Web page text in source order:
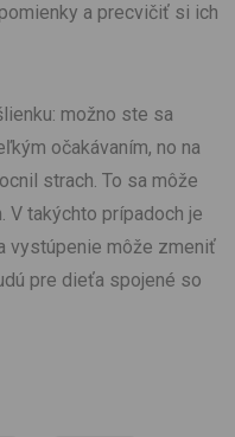
a precvičiť si ich
možno ste sa
očakávaním, no na
strach. To sa môže
V takýchto prípadoch je
vystúpenie môže zmeniť
pre dieťa spojené so